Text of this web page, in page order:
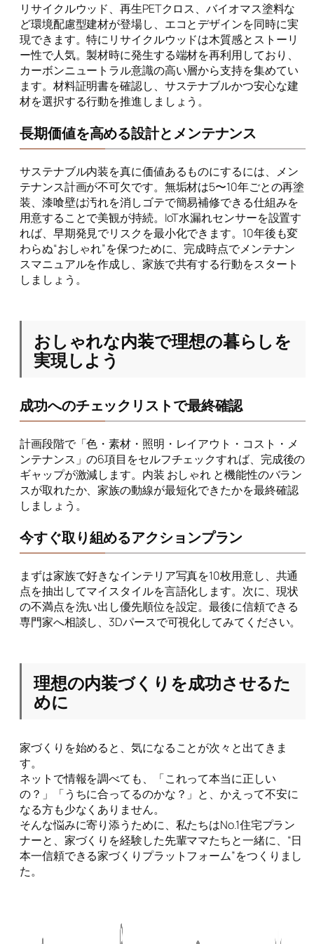
リサイクルウッド、再生PETクロス、バイオマス塗料な
ど環境配慮型建材が登場し、エコとデザインを同時に実
現できます。特にリサイクルウッドは木質感とストーリ
ー性で人気。製材時に発生する端材を再利用しており、
カーボンニュートラル意識の高い層から支持を集めてい
ます。材料証明書を確認し、サステナブルかつ安心な建
材を選択する行動を推進しましょう。
長期価値を高める設計とメンテナンス
サステナブル内装を真に価値あるものにするには、メン
テナンス計画が不可欠です。無垢材は5〜10年ごとの再塗
装、漆喰壁は汚れを消しゴテで簡易補修できる仕組みを
用意することで美観が持続。IoT水漏れセンサーを設置す
れば、早期発見でリスクを最小化できます。10年後も変
わらぬ“おしゃれ”を保つために、完成時点でメンテナン
スマニュアルを作成し、家族で共有する行動をスタート
しましょう。
おしゃれな内装で理想の暮らしを
実現しよう
成功へのチェックリストで最終確認
計画段階で「色・素材・照明・レイアウト・コスト・メ
ンテナンス」の6項目をセルフチェックすれば、完成後の
ギャップが激減します。内装 おしゃれ と機能性のバラン
スが取れたか、家族の動線が最短化できたかを最終確認
しましょう。
今すぐ取り組めるアクションプラン
まずは家族で好きなインテリア写真を10枚用意し、共通
点を抽出してマイスタイルを言語化します。次に、現状
の不満点を洗い出し優先順位を設定。最後に信頼できる
専門家へ相談し、3Dパースで可視化してみてください。
理想の内装づくりを成功させるた
めに
家づくりを始めると、気になることが次々と出てきま
す。
ネットで情報を調べても、「これって本当に正しい
の？」「うちに合ってるのかな？」と、かえって不安に
なる方も少なくありません。
そんな悩みに寄り添うために、私たちはNo.1住宅プラン
ナーと、家づくりを経験した先輩ママたちと一緒に、“日
本一信頼できる家づくりプラットフォーム”をつくりまし
た。